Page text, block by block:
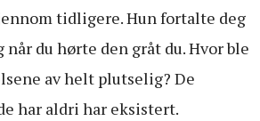
tidligere. Hun fortalte deg
du hørte den gråt du. Hvor ble
av helt plutselig? De
har aldri har eksistert.